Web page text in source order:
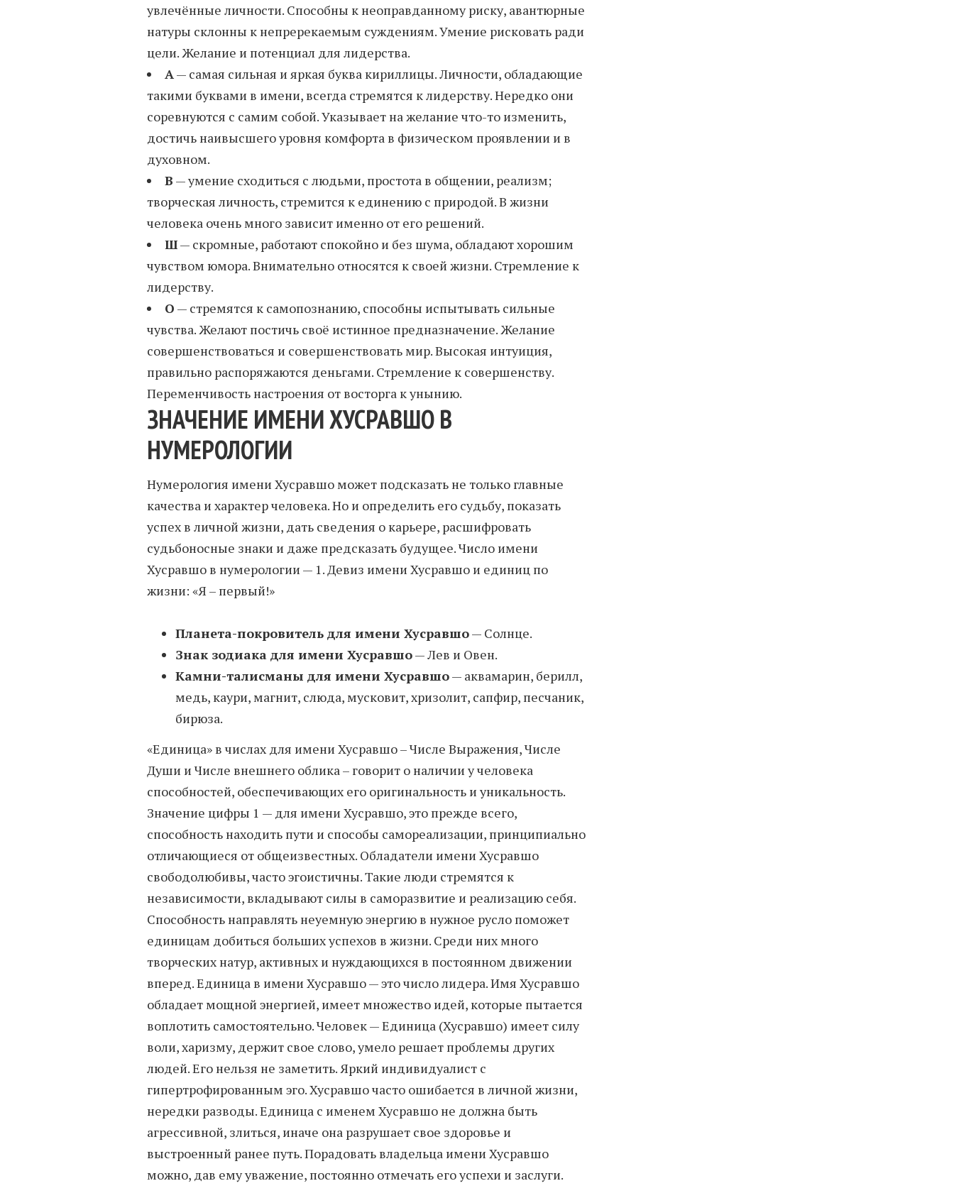
увлечённые личности. Способны к неоправданному риску, авантюрные
натуры склонны к непререкаемым суждениям. Умение рисковать ради
цели. Желание и потенциал для лидерства.
А — самая сильная и яркая буква кириллицы. Личности, обладающие
такими буквами в имени, всегда стремятся к лидерству. Нередко они
соревнуются с самим собой. Указывает на желание что-то изменить,
достичь наивысшего уровня комфорта в физическом проявлении и в
духовном.
В — умение сходиться с людьми, простота в общении, реализм;
творческая личность, стремится к единению с природой. В жизни
человека очень много зависит именно от его решений.
Ш— скромные, работают спокойно и без шума, обладают хорошим
чувством юмора. Внимательно относятся к своей жизни. Стремление к
лидерству.
О — стремятся к самопознанию, способны испытывать сильные
чувства. Желают постичь своё истинное предназначение. Желание
совершенствоваться и совершенствовать мир. Высокая интуиция,
правильно распоряжаются деньгами. Стремление к совершенству.
Переменчивость настроения от восторга к унынию.
ЗНАЧЕНИЕ ИМЕНИ ХУСРАВШО В
НУМЕРОЛОГИИ
Нумерология имени Хусравшо может подсказать не только главные
качества и характер человека. Но и определить его судьбу, показать
успех в личной жизни, дать сведения о карьере, расшифровать
судьбоносные знаки и даже предсказать будущее. Число имени
Хусравшо в нумерологии — 1. Девиз имени Хусравшо и единиц по
жизни: «Я – первый!»
Планета-покровитель для имени Хусравшо— Солнце.
Знак зодиака для имени Хусравшо— Лев и Овен.
Камни-талисманы для имени Хусравшо— аквамарин, берилл,
медь, каури, магнит, слюда, мусковит, хризолит, сапфир, песчаник,
бирюза.
«Единица» в числах для имени Хусравшо – Числе Выражения, Числе
Души и Числе внешнего облика – говорит о наличии у человека
способностей, обеспечивающих его оригинальность и уникальность.
Значение цифры 1 — для имени Хусравшо, это прежде всего,
способность находить пути и способы самореализации, принципиально
отличающиеся от общеизвестных. Обладатели имени Хусравшо
свободолюбивы, часто эгоистичны. Такие люди стремятся к
независимости, вкладывают силы в саморазвитие и реализацию себя.
Способность направлять неуемную энергию в нужное русло поможет
единицам добиться больших успехов в жизни. Среди них много
творческих натур, активных и нуждающихся в постоянном движении
вперед. Единица в имени Хусравшо — это число лидера. Имя Хусравшо
обладает мощной энергией, имеет множество идей, которые пытается
воплотить самостоятельно. Человек — Единица (Хусравшо) имеет силу
воли, харизму, держит свое слово, умело решает проблемы других
людей. Его нельзя не заметить. Яркий индивидуалист с
гипертрофированным эго. Хусравшо часто ошибается в личной жизни,
нередки разводы. Единица с именем Хусравшо не должна быть
агрессивной, злиться, иначе она разрушает свое здоровье и
выстроенный ранее путь. Порадовать владельца имени Хусравшо
можно, дав ему уважение, постоянно отмечать его успехи и заслуги.